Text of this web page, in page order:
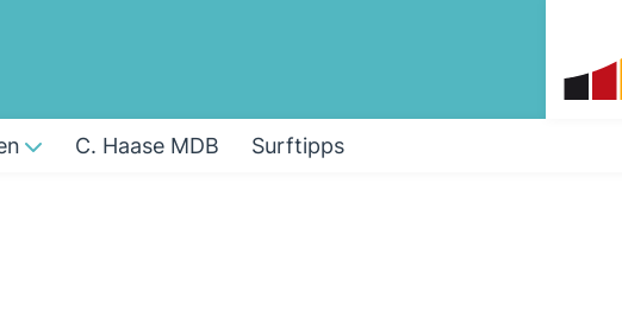
C. Haase MDB Surftipps